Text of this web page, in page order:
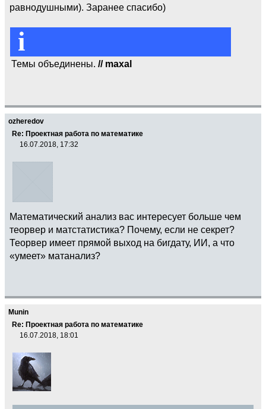
равнодушными). Заранее спасибо)
i
Темы объединены. // maxal
ozheredov
Re: Проектная работа по математике
16.07.2018, 17:32
Математический анализ вас интересует больше чем
теорвер и матстатистика? Почему, если не секрет?
Теорвер имеет прямой выход на бигдату, ИИ, а что
«умеет» матанализ?
Munin
Re: Проектная работа по математике
16.07.2018, 18:01